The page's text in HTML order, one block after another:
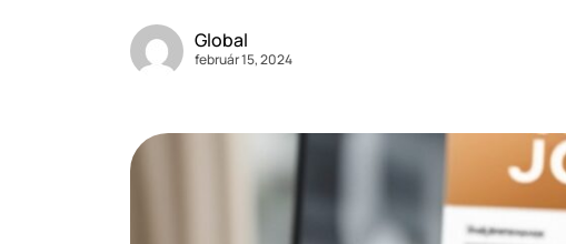
Global
február 15, 2024